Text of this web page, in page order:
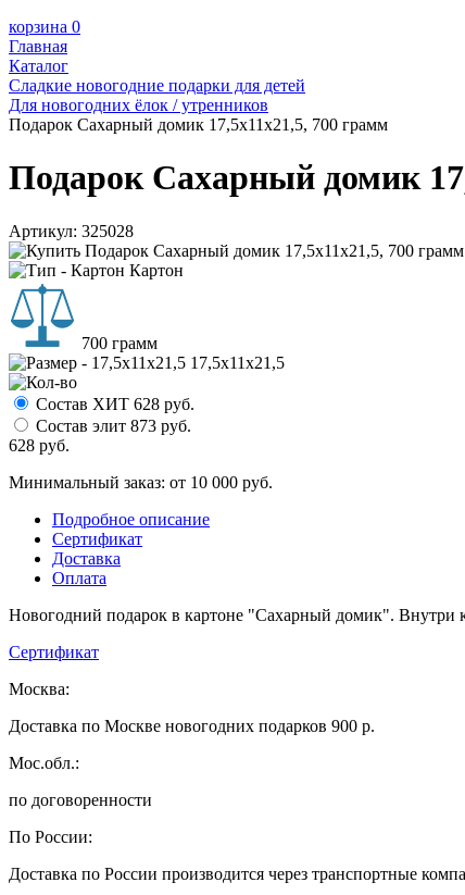
корзина 0
Главная
Каталог
Сладкие новогодние подарки для детей
Для новогодних ёлок / утренников
Подарок Сахарный домик 17,5x11x21,5, 700 грамм
Подарок Сахарный домик
Артикул: 325028
Картон
700 грамм
17,5x11x21,5
Состав ХИТ 628 руб.
Состав элит 873 руб.
628 руб.
Минимальный заказ: от 10 000 руб.
Подробное описание
Сертификат
Доставка
Оплата
Новогодний подарок в картоне "Сахарный домик". Внутри
Сертификат
Москва:
Доставка по Москве новогодних подарков 900 р.
Мос.обл.:
по договоренности
По России:
Доставка по России производится через транспортные